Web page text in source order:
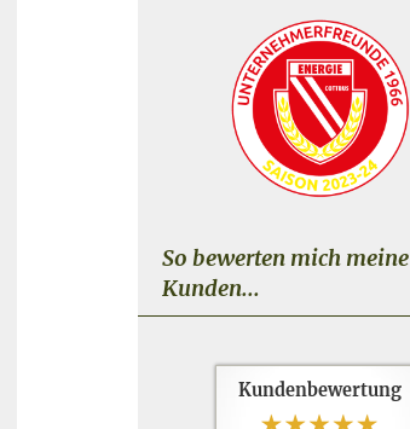
So bewerten mich meine
Kunden...
Kundenbewertung